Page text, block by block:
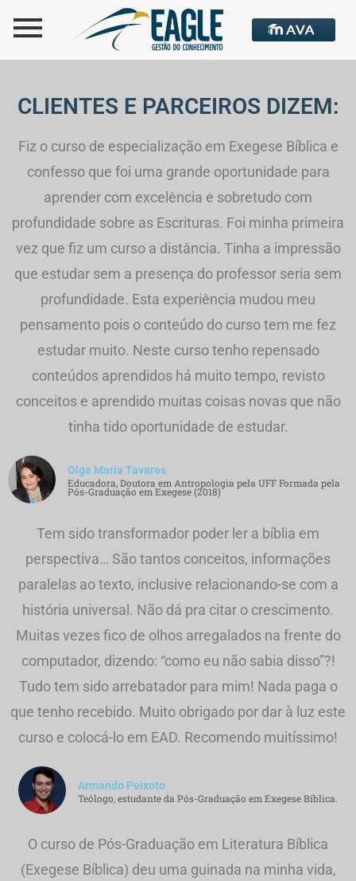
CLIENTES E PARCEIROS DIZEM:
Fiz o curso de especialização em Exegese Bíblica e
confesso que foi uma grande oportunidade para
aprender com excelência e sobretudo com
profundidade sobre as Escrituras. Foi minha primeira
vez que fiz um curso a distância. Tinha a impressão
que estudar sem a presença do professor seria sem
profundidade. Esta experiência mudou meu
pensamento pois o conteúdo do curso tem me fez
estudar muito. Neste curso tenho repensado
conteúdos aprendidos há muito tempo, revisto
conceitos e aprendido muitas coisas novas que não
tinha tido oportunidade de estudar.
Olga Maria Tavares
Educadora, Doutora em Antropologia pela UFF Formada pela
Pós-Graduação em Exegese (2018)
Tem sido transformador poder ler a bíblia em
perspectiva… São tantos conceitos, informações
paralelas ao texto, inclusive relacionando-se com a
história universal. Não dá pra citar o crescimento.
Muitas vezes fico de olhos arregalados na frente do
computador, dizendo: “como eu não sabia disso”?!
Tudo tem sido arrebatador para mim! Nada paga o
que tenho recebido. Muito obrigado por dar à luz este
curso e colocá-lo em EAD. Recomendo muitíssimo!
Armando Peixoto
Teólogo, estudante da Pós-Graduação em Exegese Bíblica.
O curso de Pós-Graduação em Literatura Bíblica
(Exegese Bíblica) deu uma guinada na minha vida,